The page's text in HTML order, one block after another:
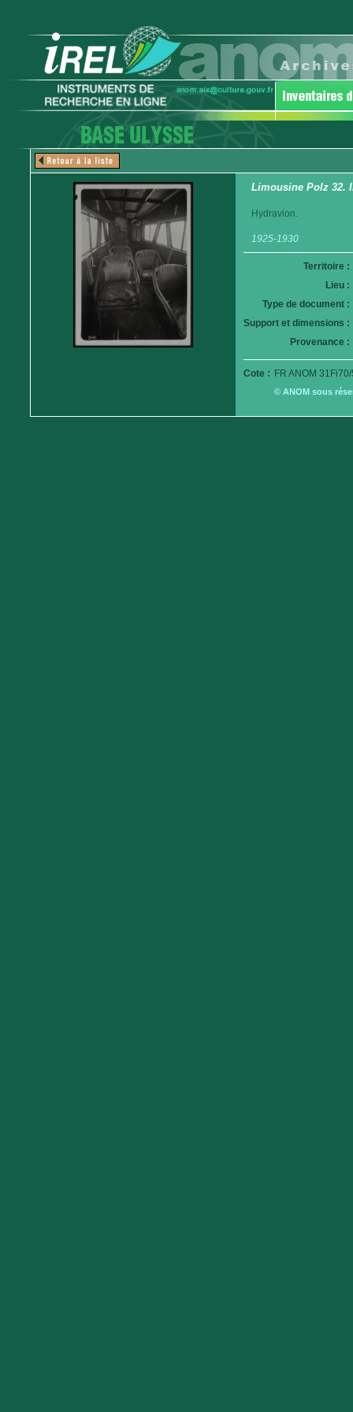
Limousine Polz 32.
Hydravion.
1925-1930
Territoire :
Lieu :
Type de document :
Support et dimensions :
Provenance :
Cote : FR ANOM
© ANOM sous